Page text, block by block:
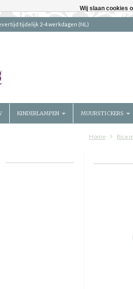
tijdelijk 2-4 werkdagen (NL)
KINDERLAMPEN MUURSTICKERS
Home Rice
Wij slaan cookies